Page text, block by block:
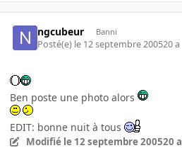
ngcubeur Banni
Posté(e) le 12 septembre 200520 a
Ben poste une photo alors
EDIT: bonne nuit à tous
Modifié le 12 septembre 200520 a